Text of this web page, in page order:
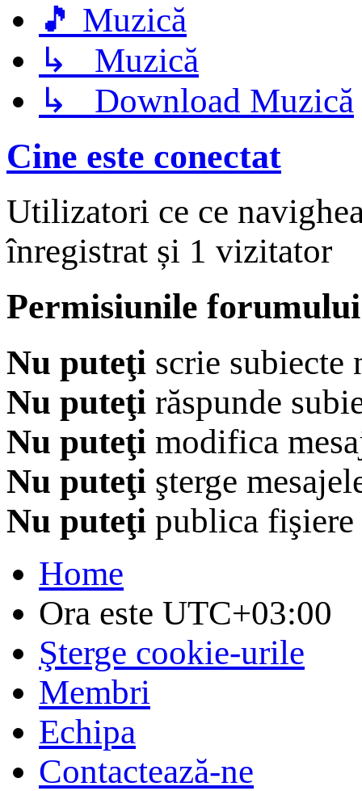
🎵 Muzică
↳ Muzică
↳ Download Muzică
Cine este conectat
Utilizatori ce ce
înregistrat și 1 vizitator
Permisiunile forumului
Nu puteţi scrie subiecte
Nu puteţi răspunde
Nu puteţi modifica
Nu puteţi şterge
Nu puteţi publica fişiere
Home
Ora este UTC+03:00
Şterge cookie-urile
Membri
Echipa
Contactează-ne